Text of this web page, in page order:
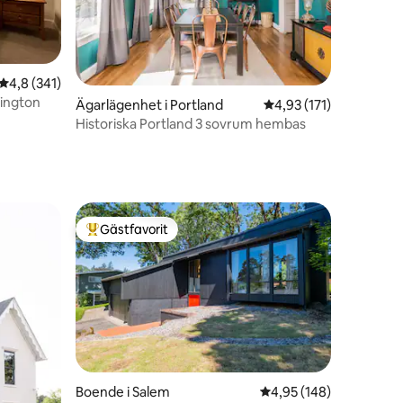
av 5 i genomsnittligt betyg, 341 omdömen
4,8 (341)
Ägarlägenhet i Portland 4,93 av 5 i
4,93 (171)
Historiska Portland 3 sovrum hembas
Populär gästfavorit
Gästfavorit
Boende i Salem 4,95 av 5 i
4,95 (148)